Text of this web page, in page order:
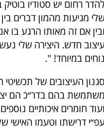
להדר רחום יש סטודיו
מגיעות מהמון דברים
ובין אם זה מאותו הרגע בו
חדש. היצירה שלי
נוחים במיוחד! ".
סגנון העיצובים של
משתמשת בהם בדר״כ הם
ועוד חומרים איכותיים
דרישתו וטעמו האישי